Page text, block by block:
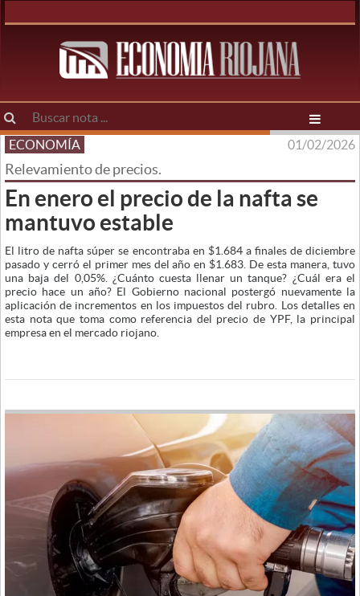
ECONOMÍA 01/02/2026
Relevamiento de precios.
En enero el precio de la nafta se
mantuvo estable
El litro de nafta súper se encontraba en $1.684 a finales de diciembre
pasado y cerró el primer mes del año en $1.683. De esta manera, tuvo
una baja del 0,05%. ¿Cuánto cuesta llenar un tanque? ¿Cuál era el
precio hace un año? El Gobierno nacional postergó nuevamente la
aplicación de incrementos en los impuestos del rubro. Los detalles en
esta nota que toma como referencia del precio de YPF, la principal
empresa en el mercado riojano.